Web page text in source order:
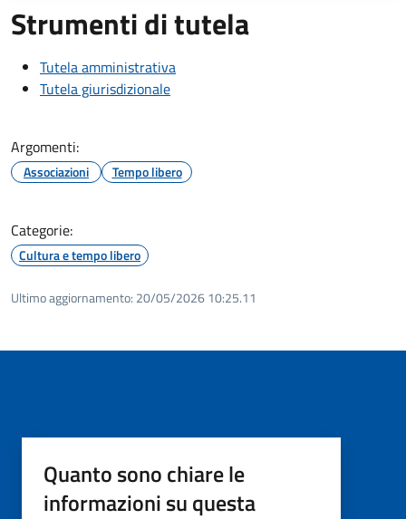
Strumenti di tutela
Tutela amministrativa
Tutela giurisdizionale
Argomenti:
Associazioni Tempo libero
Categorie:
Cultura e tempo libero
Ultimo aggiornamento: 20/05/2026 10:25.11
Quanto sono chiare le
informazioni su questa